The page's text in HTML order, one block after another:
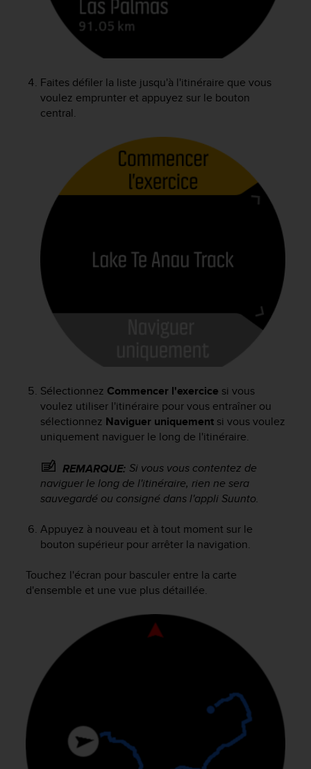
Faites défiler la liste jusqu'à l'itinéraire que vous
voulez emprunter et appuyez sur le bouton
central.
Sélectionnez Commencer l'exercice si vous
voulez utiliser l'itinéraire pour vous entraîner ou
sélectionnez Naviguer uniquementsi vous voulez
uniquement naviguer le long de l'itinéraire.
REMARQUE: Si vous vous contentez de
naviguer le long de l'itinéraire, rien ne sera
sauvegardé ou consigné dans l'appli Suunto.
Appuyez à nouveau et à tout moment sur le
bouton supérieur pour arrêter la navigation.
Touchez l'écran pour basculer entre la carte
d'ensemble et une vue plus détaillée.